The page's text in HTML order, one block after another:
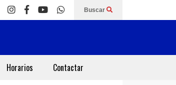
Buscar
Horarios Contactar